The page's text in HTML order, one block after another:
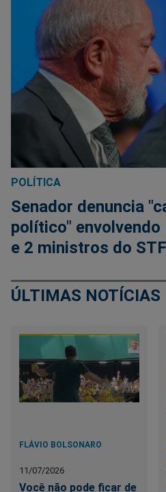
POLÍTICA
Senador denuncia
político"
e 2 ministros do
ÚLTIMAS NOTÍCIAS
FLÁVIO BOLSONARO
11/07/2026
Você não pode ficar de